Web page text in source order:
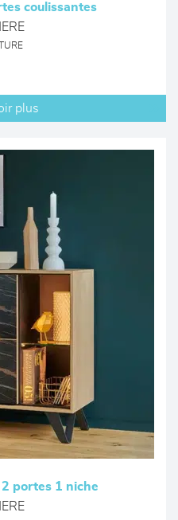
coulissantes
plus
portes 1 niche